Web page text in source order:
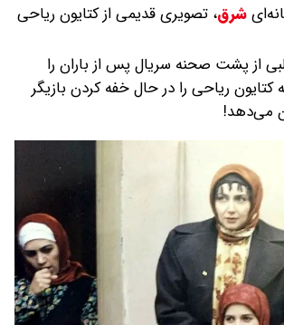
شرق، تصویری قدیمی از کتایون ریاحی
از پشت صحنه سریال پس از باران را
ریاحی را در حال خفه کردن بازیگر
می‌دهد!